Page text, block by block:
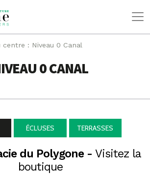
centre : Niveau 0 Canal
0 CANAL
ÉCLUSES TERRASSES
du Polygone - Visitez la
boutique